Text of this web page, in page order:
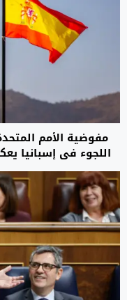
اللجوء في إسبانيا
وتوسيع